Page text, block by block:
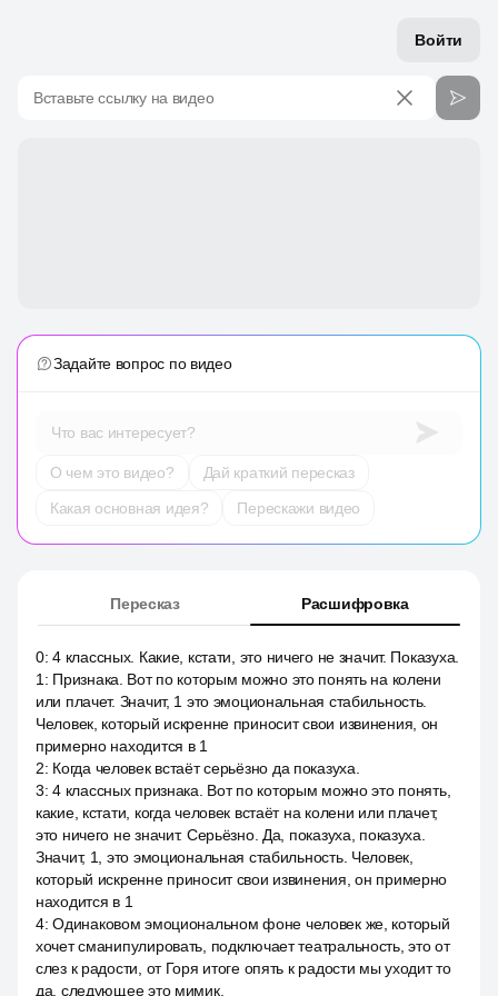
Войти
Вставьте ссылку на видео
Задайте вопрос по видео
Что вас интересует?
О чем это видео?
Дай краткий пересказ
Какая основная идея?
Перескажи видео
Пересказ Расшифровка
0:4 классных. Какие, кстати, это ничего не значит. Показуха.
1 : Признака. Вот по которым можно это понять на колени
или плачет. Значит, 1 это эмоциональная стабильность.
Человек, который искренне приносит свои извинения, он
примерно находится в 1
2: Когда человек встаёт серьёзно да показуха.
3:4 классных признака. Вот по которым можно это понять,
какие, кстати, когда человек встаёт на колени или плачет,
это ничего не значит. Серьёзно. Да, показуха, показуха.
Значит, 1, это эмоциональная стабильность. Человек,
который искренне приносит свои извинения, он примерно
находится в 1
4:Одинаковом эмоциональном фоне человек же, который
хочет сманипулировать, подключает театральность, это от
слез к радости, от Горя итоге опять к радости мы уходит то
да, следующее это мимик.